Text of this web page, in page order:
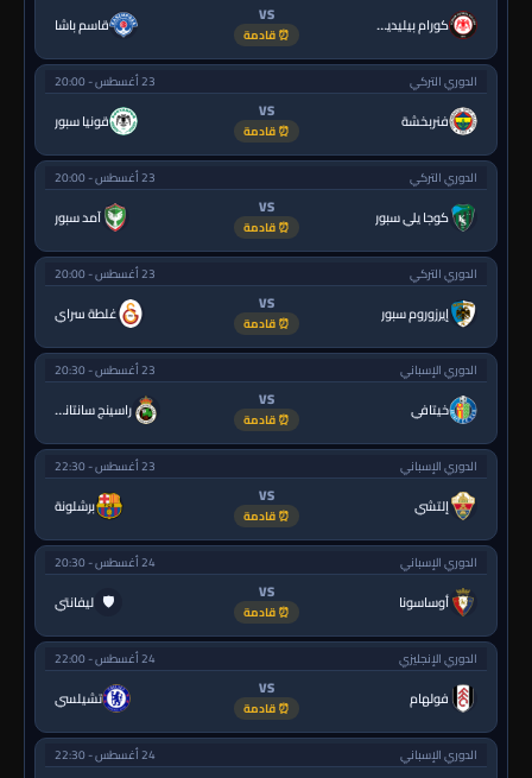
كورام بيليديسبور VS
⏰ قادمة قاسم باشا
الدوري التركي 23 أغسطس - 20:00
فنربخشة VS
⏰ قادمة قونيا سبور
الدوري التركي 23 أغسطس - 20:00
كوجا يلي سبور VS
⏰ قادمة آمد سبور
الدوري التركي 23 أغسطس - 20:00
إيرزوروم سبور VS
⏰ قادمة غلطة سراي
الدوري الإسباني 23 أغسطس - 20:30
خيتافي VS
⏰ قادمة راسينج سانتاندير
الدوري الإسباني 23 أغسطس - 22:30
إلتشي VS
⏰ قادمة برشلونة
الدوري الإسباني 24 أغسطس - 20:30
أوساسونا VS
⏰ قادمة ليفانتي 🛡
الدوري الإنجليزي 24 أغسطس - 22:00
فولهام VS
⏰ قادمة تشيلسي
الدوري الإسباني 24 أغسطس - 22:30